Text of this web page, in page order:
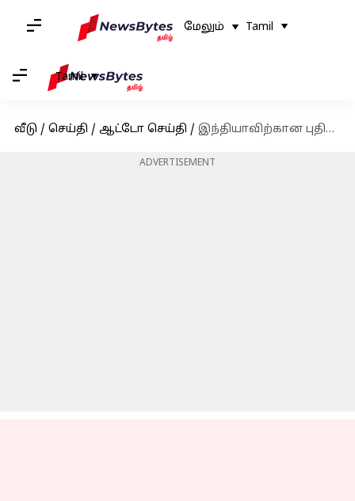
மேலும் Tamil
Tamil
வீடு / செய்தி / ஆட்டோ செய்தி / இந்தியாவிற்கான புதிய மிட்சைஸ் எஸ்யூவி.. ஜூன் மாதம் அறிமுகப்படுத்துகிறது ஹோண்டா!
ADVERTISEMENT